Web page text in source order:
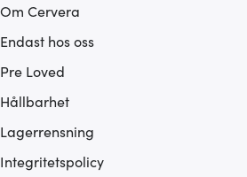
Om Cervera
Endast hos oss
Pre Loved
Hållbarhet
Lagerrensning
Integritetspolicy